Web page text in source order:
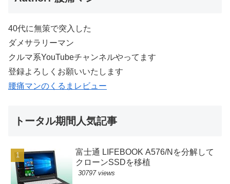
40代に無策で突入した
ダメサラリーマン
クルマ系YouTubeチャンネルやってます
登録よろしくお願いいたします
腰痛マンのくるまレビュー
トータル期間人気記事
富士通 LIFEBOOK A576/Nを分解して
クローンSSDを移植
30797 views